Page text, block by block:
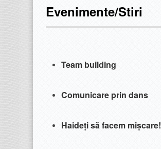
Evenimente/Stiri
Team building
Comunicare prin dans
Haideți să facem mișcare!